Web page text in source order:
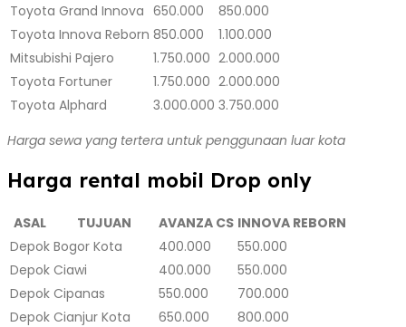
Toyota Grand Innova 650.000
850.000
Toyota Innova Reborn 850.000
1.100.000
Mitsubishi Pajero
1.750.000 2.000.000
Toyota Fortuner
1.750.000 2.000.000
Toyota Alphard
3.000.000 3.750.000
Harga sewa yang tertera untuk penggunaan luar kota
Harga rental mobil Drop only
ASAL TUJUAN AVANZA CS INNOVA REBORN
Depok Bogor Kota 400.000
550.000
Depok Ciawi 400.000
550.000
Depok Cipanas 550.000
700.000
Depok Cianjur Kota 650.000
800.000